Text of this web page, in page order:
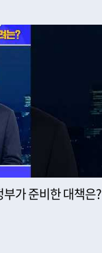
가 준비한 대책은?